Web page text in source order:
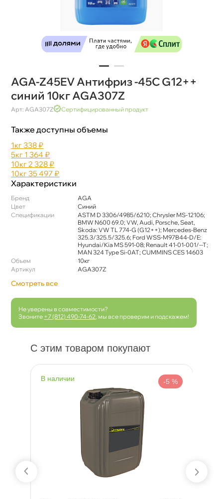
AGA-Z45EV Антифриз -45С G12++
синий 10кг AGA307Z
Арт: AGA307Z Сертифицированный продукт
Также доступны объемы
1к338 ₽
5к 1 364 ₽
10к 2 328 ₽
10к35 497 ₽
Характеристики
Бренд
AGA
Цвет
Синий
Спецификации
ASTM D 3306/4985/6210; Chrysler МS-12106;
BMW N600 69.0; VW, Audi, Porsche, Seat,
Skoda: VW TL 774-G (G12++); Mercedes-Benz
325.3/325.5/325.6; Ford WSS-M97B44-D/E:
Hyundai/Kia MS 591-08; Renault 41-01-001/--T;
MAN 324 Type Si-0AT; CUMMINS CES 14603
Объем
10к
Артикул
AGA307Z
Смотреть все
Не уверены в совместимости?
Звоните +7 (812) 490-74-62 , мы все проверим и подскажем!
С этим товаром покупают
наличии -5 %